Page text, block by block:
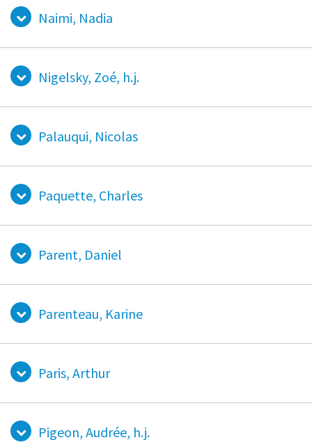
Naimi, Nadia
Nigelsky, Zoé, h.j.
Palauqui, Nicolas
Paquette, Charles
Parent, Daniel
Parenteau, Karine
Paris, Arthur
Pigeon, Audrée, h.j.